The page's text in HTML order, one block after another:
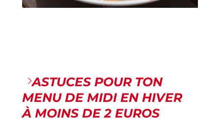
ASTUCES POUR TON
MENU DE MIDI EN HIVER
À MOINS DE 2 EUROS